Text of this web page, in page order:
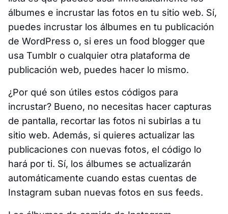
álbumes e incrustar las fotos en tu sitio web. Sí,
puedes incrustar los álbumes en tu publicación
de WordPress o, si eres un food blogger que
usa Tumblr o cualquier otra plataforma de
publicación web, puedes hacer lo mismo.
¿Por qué son útiles estos códigos para
incrustar? Bueno, no necesitas hacer capturas
de pantalla, recortar las fotos ni subirlas a tu
sitio web. Además, si quieres actualizar las
publicaciones con nuevas fotos, el código lo
hará por ti. Sí, los álbumes se actualizarán
automáticamente cuando estas cuentas de
Instagram suban nuevas fotos en sus feeds.